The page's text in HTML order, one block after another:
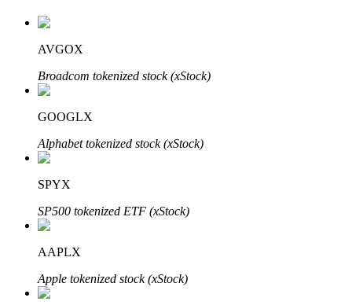
Auto Invest
Grijp langetermijnwinst en flexibele belangen
Leer staken
Meer informatie over het verdienen van passief inkomen
AVGOX
Broadcom tokenized stock (xStock)
GOOGLX
Alphabet tokenized stock (xStock)
SPYX
SP500 tokenized ETF (xStock)
AAPLX
Apple tokenized stock (xStock)